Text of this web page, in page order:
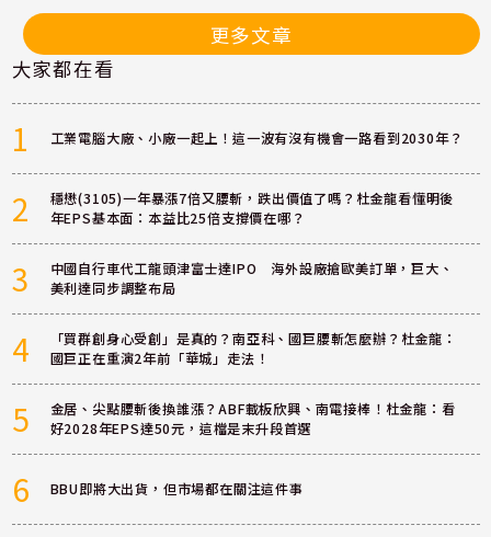
更多文章
大家都在看
1 工業電腦大廠、小廠一起上！這一波有沒有機會一路看到2030年？
2
穩懋(3105)一年暴漲7倍又腰斬，跌出價值了嗎？杜金龍看懂明後
年EPS基本面：本益比25倍支撐價在哪？
3
中國自行車代工龍頭津富士達IPO 海外設廠搶歐美訂單，巨大、
美利達同步調整布局
4
「買群創身心受創」是真的？南亞科、國巨腰斬怎麼辦？杜金龍：
國巨正在重演2年前「華城」走法！
5
金居、尖點腰斬後換誰漲？ABF載板欣興、南電接棒！杜金龍：看
好2028年EPS達50元，這檔是末升段首選
6 BBU即將大出貨，但市場都在關注這件事